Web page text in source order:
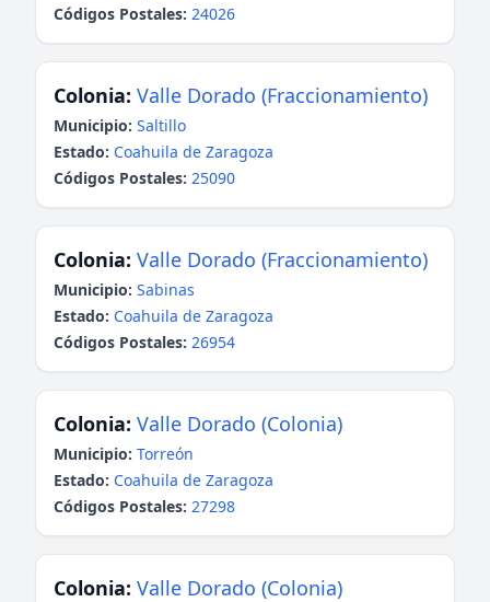
Códigos Postales: 24026
Colonia: Valle Dorado (Fraccionamiento)
Municipio: Saltillo
Estado: Coahuila de Zaragoza
Códigos Postales: 25090
Colonia: Valle Dorado (Fraccionamiento)
Municipio: Sabinas
Estado: Coahuila de Zaragoza
Códigos Postales: 26954
Colonia: Valle Dorado (Colonia)
Municipio: Torreón
Estado: Coahuila de Zaragoza
Códigos Postales: 27298
Colonia: Valle Dorado (Colonia)